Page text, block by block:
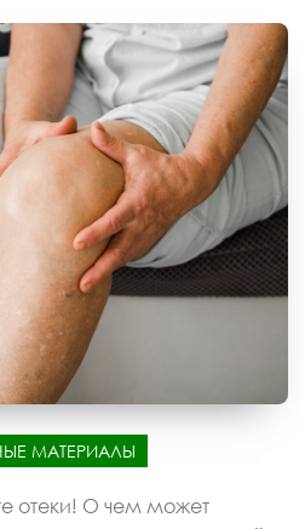
МАТЕРИАЛЫ
отеки! О чем может